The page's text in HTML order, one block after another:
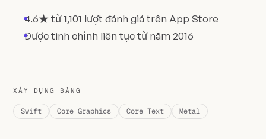
4.6★ từ 1,101 lượt đánh giá trên App Store
Được tinh chỉnh liên tục từ năm 2016
XÂY DỰNG BẰNG
Swift Core Graphics Core Text Metal